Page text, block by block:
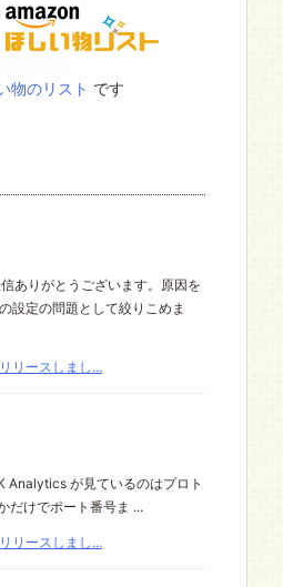
物のリスト です
ありがとうございます。原因を
設定の問題として絞りこめま
リースしまし...
Analytics が見ているのはプロト
だけでポート番号ま ...
リースしまし...